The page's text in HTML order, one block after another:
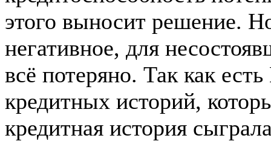
этого выносит решение.
негативное, для
всё потеряно. Так как
кредитных историй,
кредитная история